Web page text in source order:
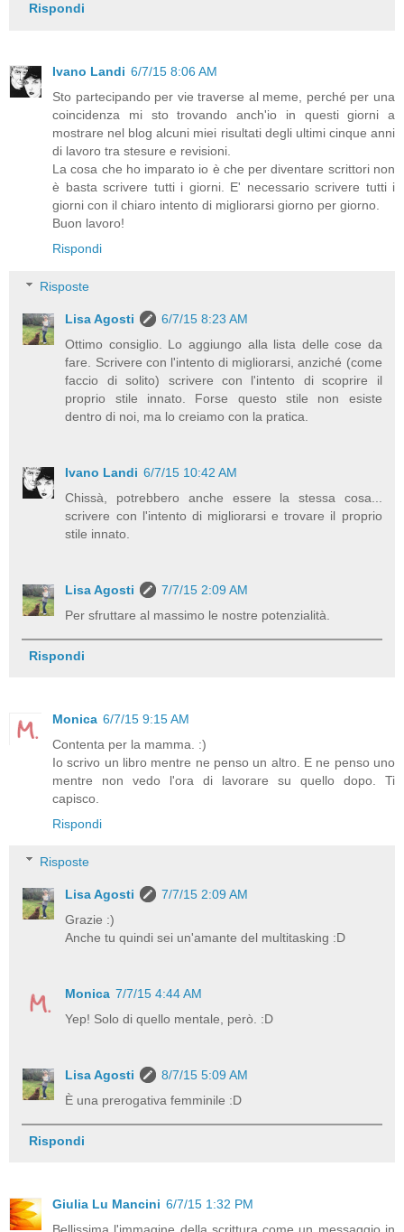
Rispondi
Ivano Landi 6/7/15 8:06 AM
Sto partecipando per vie traverse al meme, perché per una
coincidenza mi sto trovando anch'io in questi giorni a
mostrare nel blog alcuni miei risultati degli ultimi cinque anni
di lavoro tra stesure e revisioni.
La cosa che ho imparato io è che per diventare scrittori non
è basta scrivere tutti i giorni. E' necessario scrivere tutti i
giorni con il chiaro intento di migliorarsi giorno per giorno.
Buon lavoro!
Rispondi
Risposte
Lisa Agosti
6/7/15 8:23 AM
Ottimo consiglio. Lo aggiungo alla lista delle cose da
fare. Scrivere con l'intento di migliorarsi, anziché (come
faccio di solito) scrivere con l'intento di scoprire il
proprio stile innato. Forse questo stile non esiste
dentro di noi, ma lo creiamo con la pratica.
Ivano Landi 6/7/15 10:42 AM
Chissà, potrebbero anche essere la stessa cosa...
scrivere con l'intento di migliorarsi e trovare il proprio
stile innato.
Lisa Agosti
7/7/15 2:09 AM
Per sfruttare al massimo le nostre potenzialità.
Rispondi
Monica 6/7/15 9:15 AM
Contenta per la mamma. :)
Io scrivo un libro mentre ne penso un altro. E ne penso uno
mentre non vedo l'ora di lavorare su quello dopo. Ti
capisco.
Rispondi
Risposte
Lisa Agosti
7/7/15 2:09 AM
Grazie :)
Anche tu quindi sei un'amante del multitasking :D
Monica 7/7/15 4:44 AM
Yep! Solo di quello mentale, però. :D
Lisa Agosti
8/7/15 5:09 AM
È una prerogativa femminile :D
Rispondi
Giulia Lu Mancini 6/7/15 1:32 PM
Bellissima l'immagine della scrittura come un messaggio in